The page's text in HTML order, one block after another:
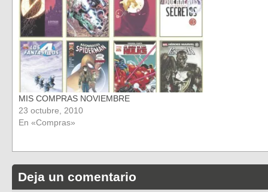
MIS COMPRAS NOVIEMBRE
23 octubre, 2010
En «Compras»
Deja un comentario